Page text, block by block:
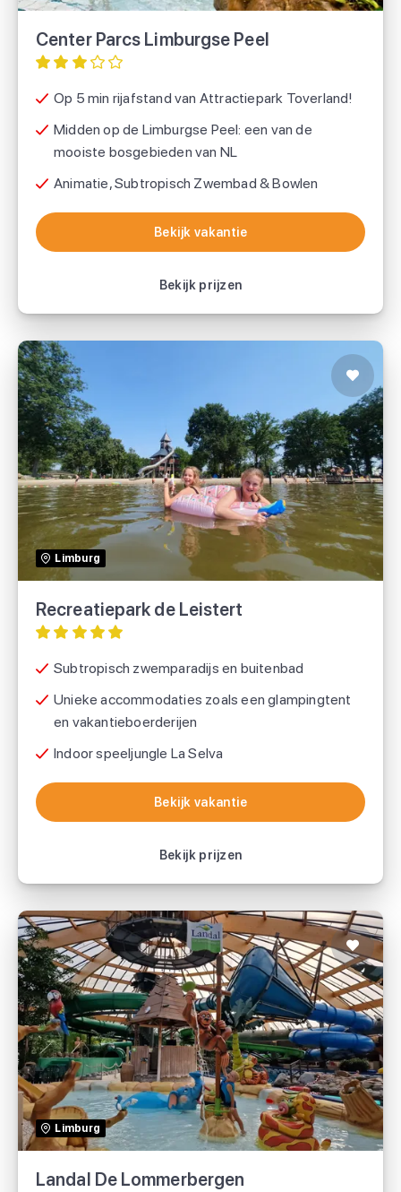
Center Parcs Limburgse Peel
Op 5 min rijafstand van Attractiepark Toverland!
Midden op de Limburgse Peel: een van de
mooiste bosgebieden van NL
Animatie, Subtropisch Zwembad & Bowlen
Bekijk vakantie
Bekijk prijzen
Voordeeluitjes.nl
Bekijk vakantie
Limburg
Recreatiepark de Leistert
Subtropisch zwemparadijs en buitenbad
Unieke accommodaties zoals een glampingtent
en vakantieboerderijen
Indoor speeljungle La Selva
Bekijk vakantie
Bekijk prijzen
Recreatiepark de Leistert
Recreatiepark de Leistert
Bekijk vakantie
Limburg
Landal De Lommerbergen
Landal De Lommerbergen
Landal